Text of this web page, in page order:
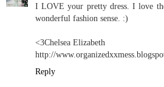
I LOVE your pretty dress. I love
wonderful fashion sense. :)
<3Chelsea Elizabeth
http://
Reply